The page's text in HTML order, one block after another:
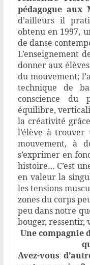
pédagogue aux
d’ailleurs il
obtenu en 1997,
de danse
L’enseignement
donner aux
du mouvement;
technique de
conscience
équilibre,
la créativité
l’élève à trouver
mouvement, à
s’exprimer en
histoire… C’est
en valeur la
les tensions
zones du corps
peu dans notre
bouger, ressentir,
Une compagnie
Avez-vous